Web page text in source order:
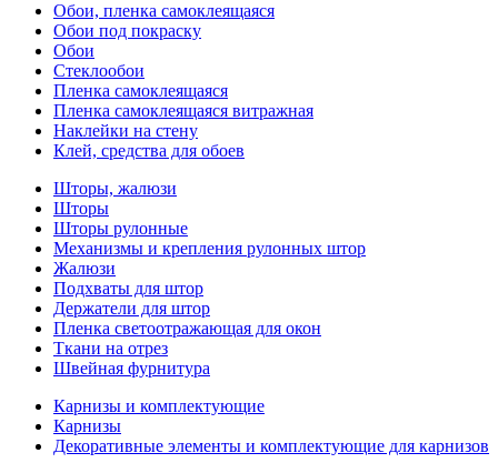
Обои, пленка самоклеящаяся
Обои под покраску
Обои
Стеклообои
Пленка самоклеящаяся
Пленка самоклеящаяся витражная
Наклейки на стену
Клей, средства для обоев
Шторы, жалюзи
Шторы
Шторы рулонные
Механизмы и крепления рулонных штор
Жалюзи
Подхваты для штор
Держатели для штор
Пленка светоотражающая для окон
Ткани на отрез
Швейная фурнитура
Карнизы и комплектующие
Карнизы
Декоративные элементы и комплектующие для карнизов